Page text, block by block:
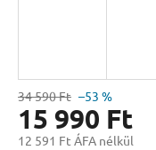
34 590 Ft –53 %
15 990 Ft
12 591 Ft ÁFA nélkül